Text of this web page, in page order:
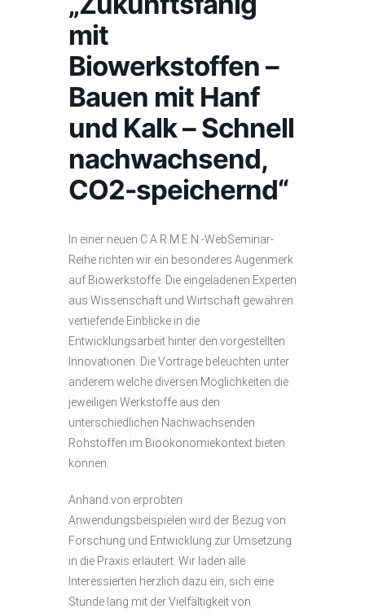
mit
Biowerkstoffen –
Bauen mit Hanf
und Kalk – Schnell
nachwachsend,
CO2-speichernd“
In einer neuen C.A.R.M.E.N.-WebSeminar-
Reihe richten wir ein besonderes Augenmerk
auf Biowerkstoffe. Die eingeladenen Experten
aus Wissenschaft und Wirtschaft gewähren
vertiefende Einblicke in die
Entwicklungsarbeit hinter den vorgestellten
Innovationen Die Vorträge beleuchten unter
anderem welche diversen Möglichkeiten die
jeweiligen Werkstoffe aus den
unterschiedlichen Nachwachsenden
Rohstoffen im Bioökonomiekontext bieten
können.
Anhand von erprobten
Anwendungsbeispielen wird der Bezug von
Forschung und Entwicklung zur Umsetzung
in die Praxis erläutert. Wir laden alle
Interessierten herzlich dazu ein, sich eine
Stunde lang mit der Vielfältigkeit von